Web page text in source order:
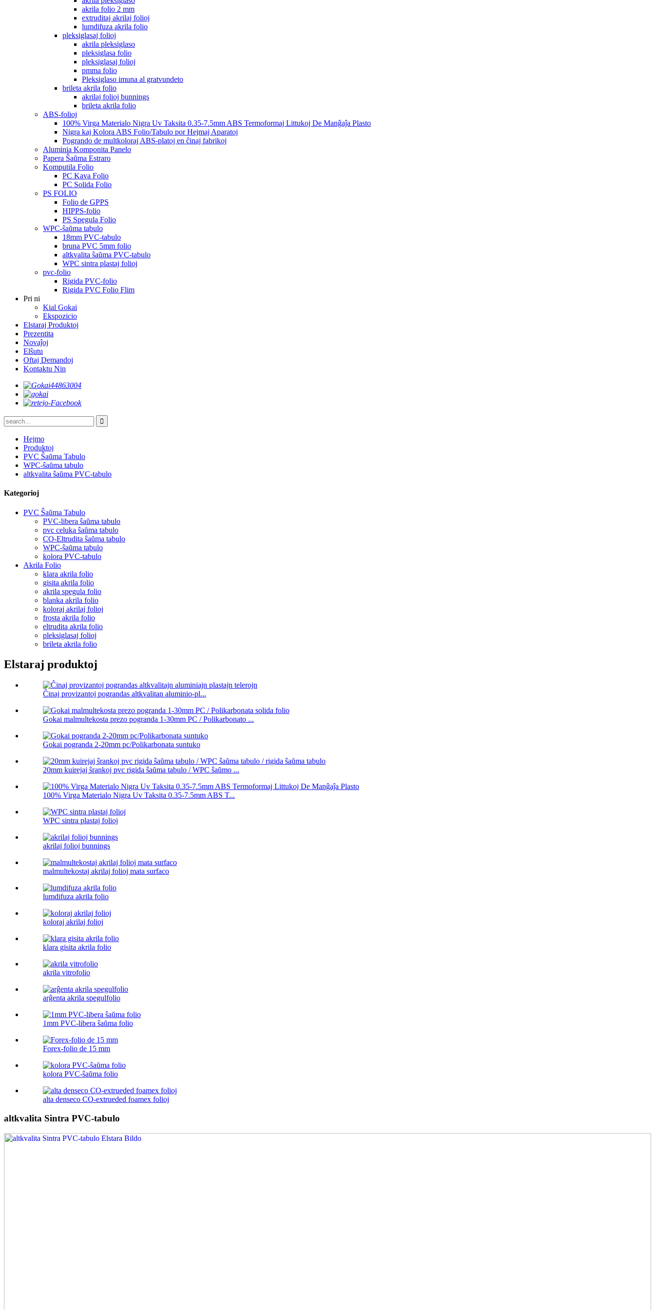
akrila folio 2 mm
extruditaj akrilaj folioj
lumdifuza akrila folio
pleksiglasaj folioj
akrila pleksiglaso
pleksiglasa folio
pleksiglasaj folioj
pmma folio
Pleksiglaso imuna al gratvundeto
brileta akrila folio
akrilaj folioj bunnings
brileta akrila folio
ABS-folioj
100% Virga Materialo Nigra Uv Taksita 0.35-7.5mm ABS Termoformaj Littukoj De Manĝaĵa Plasto
Nigra kaj Kolora ABS Folio/Tabulo por Hejmaj Aparatoj
Pogrando de multkoloraj ABS-platoj en ĉinaj fabrikoj
Aluminia Komponita Panelo
Papera Ŝaŭma Estraro
Komputila Folio
PC Kava Folio
PC Solida Folio
PS FOLIO
Folio de GPPS
HIPPS-folio
PS Spegula Folio
WPC-ŝaŭma tabulo
18mm PVC-tabulo
bruna PVC 5mm folio
altkvalita ŝaŭma PVC-tabulo
WPC sintra plastaj folioj
pvc-folio
Rigida PVC-folio
Rigida PVC Folio Flim
Pri ni
Kial Gokai
Ekspozicio
Elstaraj Produktoj
Prezentita
Novaĵoj
Elŝutu
Oftaj Demandoj
Kontaktu Nin
Hejmo
Produktoj
PVC Ŝaŭma Tabulo
WPC-ŝaŭma tabulo
altkvalita ŝaŭma PVC-tabulo
Kategorioj
PVC Ŝaŭma Tabulo
PVC-libera ŝaŭma tabulo
pvc celuka ŝaŭma tabulo
CO-Eltrudita ŝaŭma tabulo
WPC-ŝaŭma tabulo
kolora PVC-tabulo
Akrila Folio
klara akrila folio
gisita akrila folio
akrila spegula folio
blanka akrila folio
koloraj akrilaj folioj
frosta akrila folio
eltrudita akrila folio
pleksiglasaj folioj
brileta akrila folio
Elstaraj produktoj
Ĉinaj provizantoj pograndas altkvalitan aluminio-pl...
Gokai malmultekosta prezo pogranda 1-30mm PC / Polikarbonato ...
Gokai pogranda 2-20mm pc/Polikarbonata suntuko
20mm kuirejaj ŝrankoj pvc rigida ŝaŭma tabulo / WPC ŝaŭmo ...
100% Virga Materialo Nigra Uv Taksita 0.35-7.5mm ABS T...
WPC sintra plastaj folioj
akrilaj folioj bunnings
malmultekostaj akrilaj folioj mata surfaco
lumdifuza akrila folio
koloraj akrilaj folioj
klara gisita akrila folio
akrila vitrofolio
arĝenta akrila spegulfolio
1mm PVC-libera ŝaŭma folio
Forex-folio de 15 mm
kolora PVC-ŝaŭma folio
alta denseco CO-extrueded foamex folioj
altkvalita Sintra PVC-tabulo